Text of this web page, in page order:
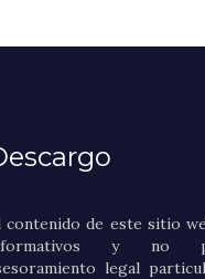
contenido de este sitio
y no
legal